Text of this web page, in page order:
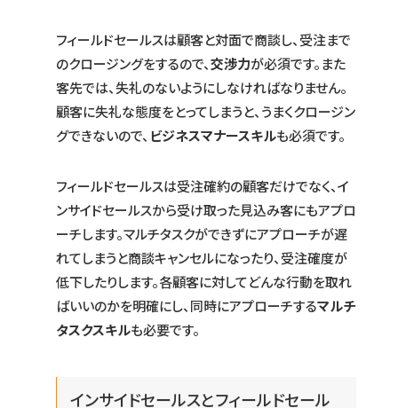
フィールドセールスは顧客と対面で商談し、受注まで
のクロージングをするので、交渉力が必須です。また
客先では、失礼のないようにしなければなりません。
顧客に失礼な態度をとってしまうと、うまくクロージン
グできないので、 ビジネスマナースキルも必須です。
フィールドセールスは受注確約の顧客だけでなく、イ
ンサイドセールスから受け取った見込み客にもアプロ
ーチします。マルチタスクができずにアプローチが遅
れてしまうと商談キャンセルになったり、受注確度が
低下したりします。各顧客に対してどんな行動を取れ
ばいいのかを明確にし、同時にアプローチするマルチ
タスクスキルも必要です。
インサイドセールスとフィールドセール